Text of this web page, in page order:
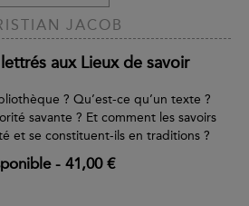
JACOB
aux Lieux de savoir
? Qu’est-ce qu’un texte ?
savante ? Et comment les savoirs
et se constituent-ils en traditions ?
- 41,00 €